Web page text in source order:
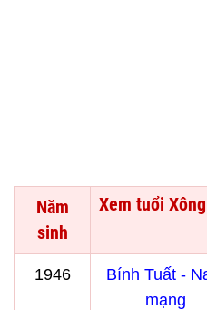
Năm
sinh
Xem tuổi
1946
Bính Tuất -
mạng